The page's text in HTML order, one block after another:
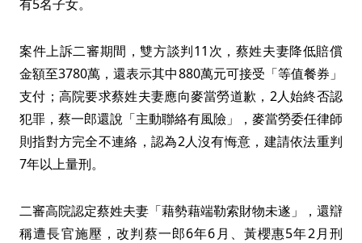
有5名子女。
案件上訴二審期間，雙方談判11次，蔡姓夫妻降低賠償
金額至3780萬，還表示其中880萬元可接受「等值餐券」
支付；高院要求蔡姓夫妻應向麥當勞道歉，2人始終否認
犯罪，蔡一郎還說「主動聯絡有風險」，麥當勞委任律師
則指對方完全不連絡，認為2人沒有悔意，建請依法重判
7年以上量刑。
二審高院認定蔡姓夫妻「藉勢藉端勒索財物未遂」，還辯
稱遭長官施壓，改判蔡一郎6年6月、黃櫻惠5年2月刑